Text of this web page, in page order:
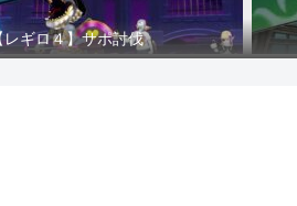
レギロ４】サポ討伐